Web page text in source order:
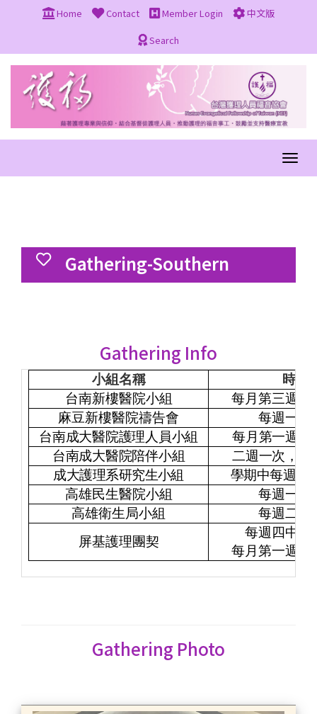
Home Contact Member Login
中文版
Search
Gathering-Southern
Gathering Info
小組名稱
時間
台南新樓醫院小組
每月第三週週
麻豆新樓醫院禱告會
每週一
台南成大醫院護理人員小組
每月第一週週
台南成大醫院陪伴小組
二週一次，週
成大護理系研究生小組
學期中每週四
高雄民生醫院小組
每週一
高雄衛生局小組
每週二
屏基護理團契
每週四中午
每月第一週週
Gathering Photo